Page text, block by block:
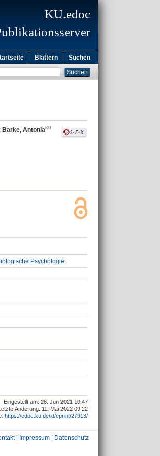
KU.edoc
Blättern Suchen
; Barke, Antonia
Psychologie
Eingestellt am: 28. Jun 2021 10:47
Änderung: 11. Mai 2022 09:22
https://edoc.ku.de/id/eprint/27913/
| Impressum Datenschutz